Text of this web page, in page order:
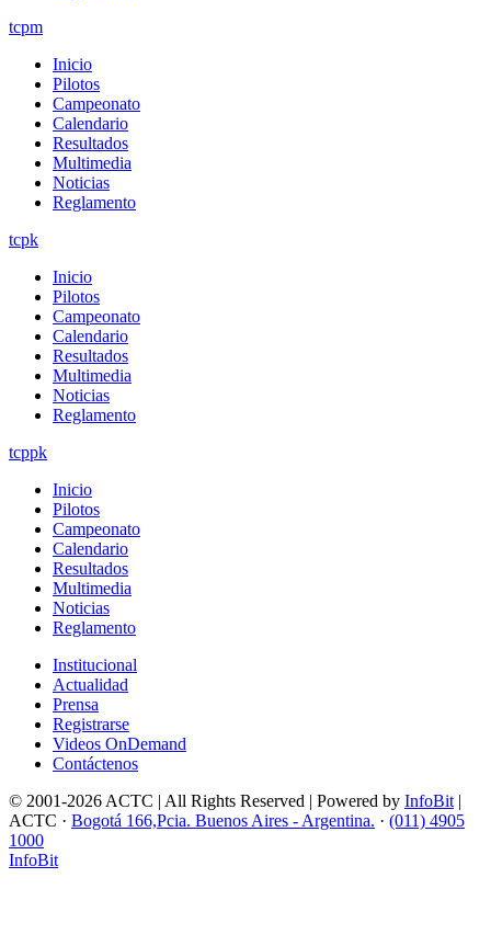
tcpm
Inicio
Pilotos
Campeonato
Calendario
Resultados
Multimedia
Noticias
Reglamento
tcpk
Inicio
Pilotos
Campeonato
Calendario
Resultados
Multimedia
Noticias
Reglamento
tcppk
Inicio
Pilotos
Campeonato
Calendario
Resultados
Multimedia
Noticias
Reglamento
Institucional
Actualidad
Prensa
Registrarse
Videos OnDemand
Contáctenos
© 2001-2026 ACTC | All Rights Reserved | Powered by InfoBit |
ACTC · Bogotá 166,Pcia. Buenos Aires - Argentina. · (011) 4905
1000
InfoBit